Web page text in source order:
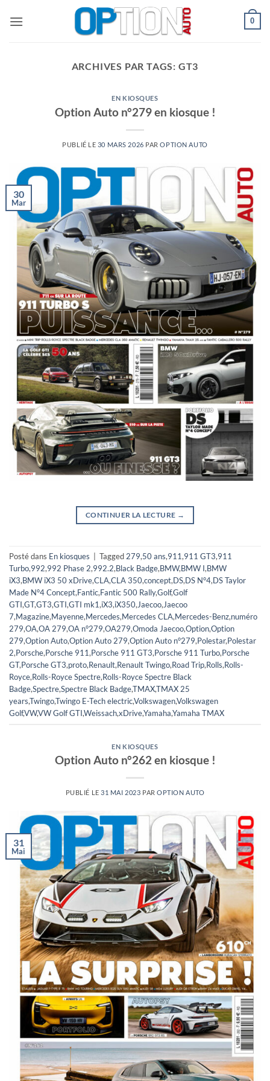
0
ARCHIVES PAR TAGS: GT3
EN KIOSQUES
Option Auto n°279 en kiosque !
PUBLIÉ LE 30 MARS 2026 PAROPTION AUTO
30
Mar
CONTINUER LA LECTURE →
Posté dans En kiosques Tagged 279,50 ans,911,911 GT3,911
Turbo,992,992 Phase 2,992.2,Black Badge,BMW,BMW I,BMW
iX3,BMW iX3 50 xDrive,CLA,CLA 350,concept,DS,DS N°4,DS Taylor
Made N°4 Concept,Fantic,Fantic 500 Rally,Golf,Golf
GTI,GT,GT3,GTI,GTI mk1,iX3,iX350,Jaecoo,Jaecoo
7,Magazine,Mayenne,Mercedes,Mercedes CLA,Mercedes-Benz,numéro
279,OA,OA 279,OA n°279,OA279,Omoda Jaecoo,Option,Option
279,Option Auto,Option Auto 279,Option Auto n°279,Polestar,Polestar
2,Porsche,Porsche 911,Porsche 911 GT3,Porsche 911 Turbo,Porsche
GT,Porsche GT3,proto,Renault,Renault Twingo,Road Trip,Rolls,Rolls-
Royce,Rolls-Royce Spectre,Rolls-Royce Spectre Black
Badge,Spectre,Spectre Black Badge,TMAX,TMAX 25
years,Twingo,Twingo E-Tech electric,Volkswagen,Volkswagen
Golf,VW,VW Golf GTI,Weissach,xDrive,Yamaha,Yamaha TMAX
EN KIOSQUES
Option Auto n°262 en kiosque !
PUBLIÉ LE31 MAI 2023 PAROPTION AUTO
31
Mai